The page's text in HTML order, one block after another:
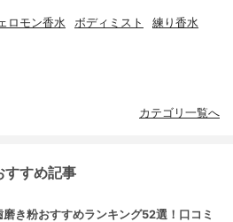
ロモン香水 ボディミスト 練り香水
カテゴリ一覧へ
すすめ記事
き粉おすすめランキング52選！口コミ